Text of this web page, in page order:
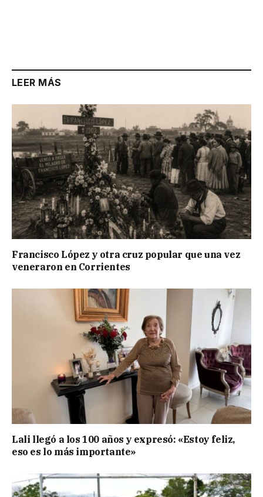
LEER MÁS
Francisco López y otra cruz popular que una vez
veneraron en Corrientes
Lali llegó a los 100 años y expresó: «Estoy feliz,
eso es lo más importante»